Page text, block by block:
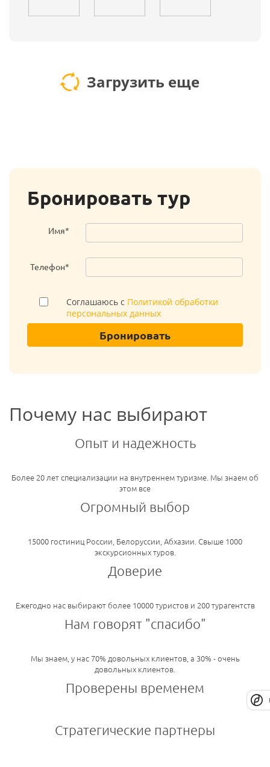
Загрузить еще
Бронировать тур
Имя*
Телефон*
Соглашаюсь с Политикой обработки
персональных данных
Бронировать
Почему нас выбирают
Опыт и надежность
Более 20 лет специализации на внутреннем туризме. Мы знаем об
этом все
Огромный выбор
15000 гостиниц России, Белоруссии, Абхазии. Свыше 1000
экскурсионных туров.
Доверие
Ежегодно нас выбирают более 10000 туристов и 200 турагентств
Нам говорят "спасибо"
Мы знаем, у нас 70% довольных клиентов, а 30% - очень
довольных клиентов.
Проверены временем
Стратегические партнеры